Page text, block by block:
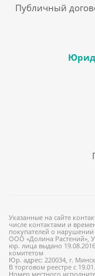
Публичный
Указанные на сайте
числе контактами и
покупателей о нарушении
ООО «Долина Растений»,
юр. лица выдано
комитетом
Юр. адрес: 220034, г.
В торговом реестре с
Номер местного